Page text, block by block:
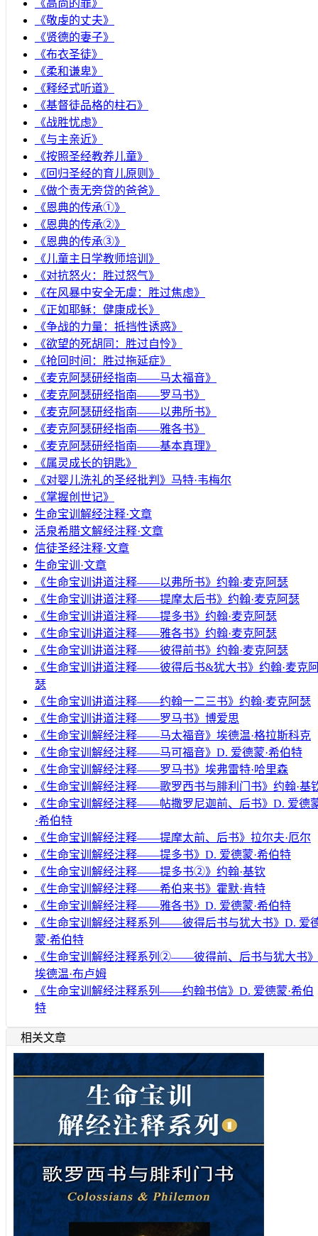
《高尚的罪》
《敬虔的丈夫》
《贤德的妻子》
《布衣圣徒》
《柔和谦卑》
《释经式听道》
《基督徒品格的柱石》
《战胜忧虑》
《与主亲近》
《按照圣经教养儿童》
《回归圣经的育儿原则》
《做个责无旁贷的爸爸》
《恩典的传承①》
《恩典的传承②》
《恩典的传承③》
《儿童主日学教师培训》
《对抗怒火：胜过怒气》
《在风暴中安全无虞：胜过焦虑》
《正如耶稣：健康成长》
《争战的力量：抵挡性诱惑》
《欲望的死胡同：胜过自怜》
《抢回时间：胜过拖延症》
《麦克阿瑟研经指南——马太福音》
《麦克阿瑟研经指南——罗马书》
《麦克阿瑟研经指南——以弗所书》
《麦克阿瑟研经指南——雅各书》
《麦克阿瑟研经指南——基本真理》
《属灵成长的钥匙》
《对婴儿洗礼的圣经批判》马特·韦梅尔
《掌握创世记》
生命宝训解经注释·文章
活泉希腊文解经注释·文章
信徒圣经注释·文章
生命宝训·文章
《生命宝训讲道注释——以弗所书》约翰·麦克阿瑟
《生命宝训讲道注释——提摩太后书》约翰·麦克阿瑟
《生命宝训讲道注释——提多书》约翰·麦克阿瑟
《生命宝训讲道注释——雅各书》约翰·麦克阿瑟
《生命宝训讲道注释——彼得前书》约翰·麦克阿瑟
《生命宝训讲道注释——彼得后书&犹大书》约翰·麦克
瑟
《生命宝训讲道注释——约翰一二三书》约翰·麦克阿瑟
《生命宝训讲道注释——罗马书》博爱思
《生命宝训解经注释——马太福音》埃德温·格拉斯科克
《生命宝训解经注释——马可福音》D. 爱德蒙·希伯特
《生命宝训解经注释——罗马书》埃弗雷特·哈里森
《生命宝训解经注释——歌罗西书与腓利门书》约翰·基
《生命宝训解经注释——帖撒罗尼迦前、后书》D. 爱德
·希伯特
《生命宝训解经注释——提摩太前、后书》拉尔夫·厄尔
《生命宝训解经注释——提多书》D. 爱德蒙·希伯特
《生命宝训解经注释——提多书②》约翰·基钦
《生命宝训解经注释——希伯来书》霍默·肯特
《生命宝训解经注释——雅各书》D. 爱德蒙·希伯特
《生命宝训解经注释系列——彼得后书与犹大书》D. 爱
蒙·希伯特
《生命宝训解经注释系列②——彼得前、后书与犹大书》
埃德温·布卢姆
《生命宝训解经注释系列——约翰书信》D. 爱德蒙·希伯
特
相关文章